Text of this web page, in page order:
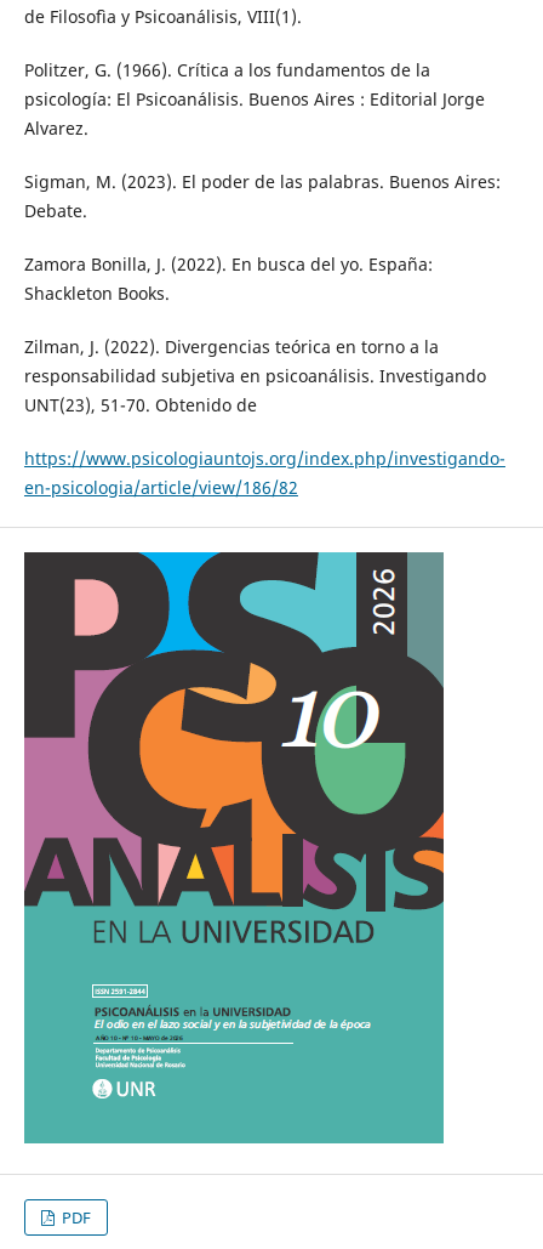
de Filosofìa y Psicoanálisis, VIII(1).
Politzer, G. (1966). Crítica a los fundamentos de la
psicología: El Psicoanálisis. Buenos Aires : Editorial Jorge
Alvarez.
Sigman, M. (2023). El poder de las palabras. Buenos Aires:
Debate.
Zamora Bonilla, J. (2022). En busca del yo. España:
Shackleton Books.
Zilman, J. (2022). Divergencias teórica en torno a la
responsabilidad subjetiva en psicoanálisis. Investigando
UNT(23), 51-70. Obtenido de
https://www.psicologiauntojs.org/index.php/investigando-
en-psicologia/article/view/186/82
PDF